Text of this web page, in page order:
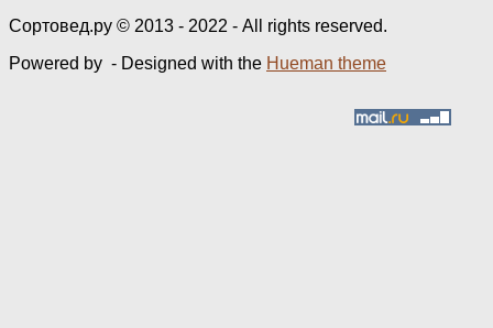
Сортовед.ру © 2013 - 2022 - All rights reserved.
Powered by - Designed with the Hueman theme